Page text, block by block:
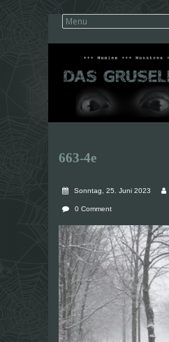
663-4e
Sonntag, 25. Juni 2023
0 Comment